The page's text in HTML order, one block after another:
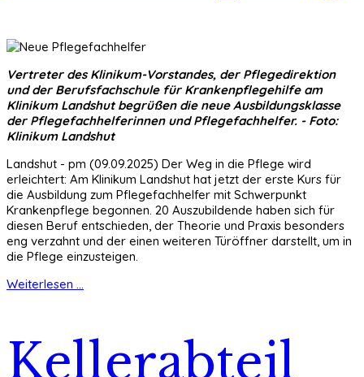
Vertreter des Klinikum-Vorstandes, der Pflegedirektion
und der Berufsfachschule für Krankenpflegehilfe am
Klinikum Landshut begrüßen die neue Ausbildungsklasse
der Pflegefachhelferinnen und Pflegefachhelfer. - Foto:
Klinikum Landshut
Landshut - pm (09.09.2025) Der Weg in die Pflege wird
erleichtert: Am Klinikum Landshut hat jetzt der erste Kurs für
die Ausbildung zum Pflegefachhelfer mit Schwerpunkt
Krankenpflege begonnen. 20 Auszubildende haben sich für
diesen Beruf entschieden, der Theorie und Praxis besonders
eng verzahnt und der einen weiteren Türöffner darstellt, um in
die Pflege einzusteigen.
Weiterlesen ...
Kellerabteil